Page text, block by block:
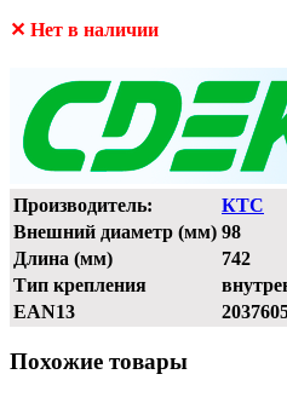
✕ Нет в наличии
Производитель:
КТС
Внешний диаметр (мм) 98
Длина (мм)
742
Тип крепления
EAN13
Похожие товары